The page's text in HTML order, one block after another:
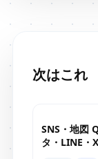
次はこれ
SNS・地図
タ・LINE・